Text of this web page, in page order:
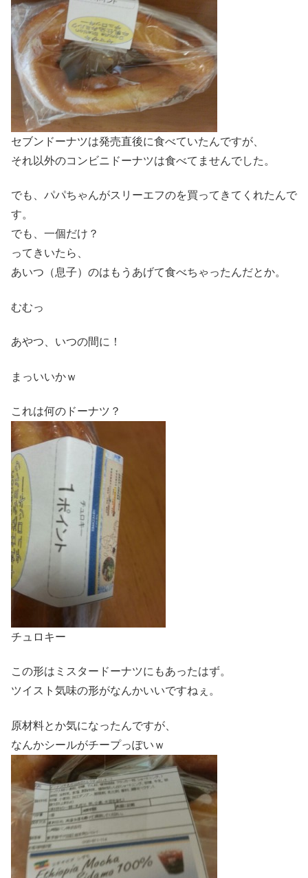
セブンドーナツは発売直後に食べていたんですが、
それ以外のコンビニドーナツは食べてませんでした。
でも、パパちゃんがスリーエフのを買ってきてくれたんで
す。
でも、一個だけ？
ってきいたら、
あいつ（息子）のはもうあげて食べちゃったんだとか。
むむっ
あやつ、いつの間に！
まっいいかｗ
これは何のドーナツ？
チュロキー
この形はミスタードーナツにもあったはず。
ツイスト気味の形がなんかいいですねぇ。
原材料とか気になったんですが、
なんかシールがチープっぽいｗ